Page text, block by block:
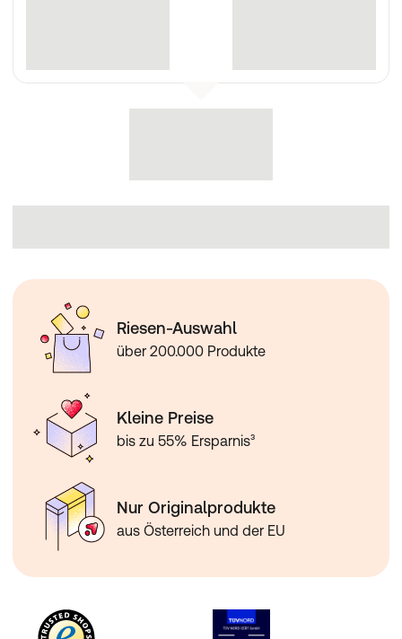
Riesen-Auswahl
über 200.000 Produkte
Kleine Preise
bis zu 55% Ersparnis³
Nur Originalprodukte
aus Österreich und der EU